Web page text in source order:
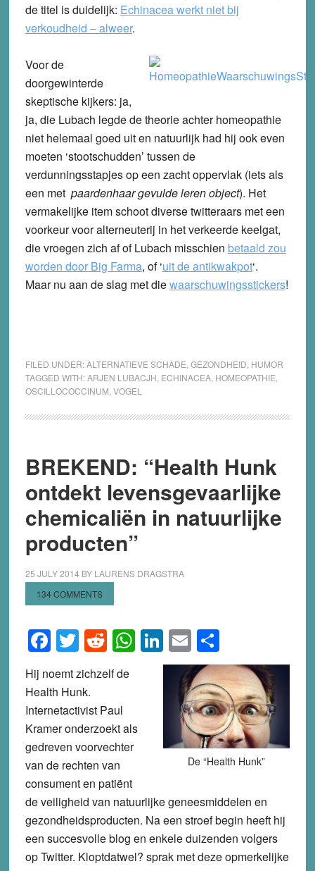
de titel is duidelijk: Echinacea werkt niet bij
verkoudheid – alweer.
Voor de
doorgewinterde
skeptische kijkers: ja,
ja, die Lubach legde de theorie achter homeopathie
niet helemaal goed uit en natuurlijk had hij ook even
moeten ‘stootschudden’ tussen de
verdunningsstapjes op een zacht oppervlak (iets als
een met paardenhaar gevulde leren object). Het
vermakelijke item schoot diverse twitteraars met een
voorkeur voor alterneuterij in het verkeerde keelgat,
die vroegen zich af of Lubach misschien betaald zou
worden door Big Farma, of ‘uit de antikwakpot‘.
Maar nu aan de slag met diewaarschuwingsstickers!
FILED UNDER:ALTERNATIEVE SCHADE GEZONDHEID HUMOR
TAGGED WITH:ARJEN LUBACJH ECHINACEA, HOMEOPATHIE
OSCILLOCOCCINUM VOGEL
BREKEND: “Health Hunk
ontdekt levensgevaarlijke
chemicaliën in natuurlijke
producten”
25 JULY 2014 BY LAURENS DRAGSTRA
134 COMMENTS
Facebook
Twitter
Reddit
WhatsApp
LinkedIn
EmailShare
De “Health Hunk”
Hij noemt zichzelf de
Health Hunk.
Internetactivist Paul
Kramer onderzoekt als
gedreven voorvechter
van de rechten van
consument en patiënt
de veiligheid van natuurlijke geneesmiddelen en
gezondheidsproducten. Na een stroef begin heeft hij
een succesvolle blog en enkele duizenden volgers
op Twitter. Kloptdatwel? sprak met deze opmerkelijke